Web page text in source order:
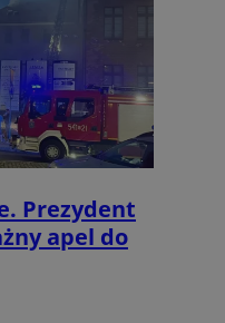
Prezydent
apel do